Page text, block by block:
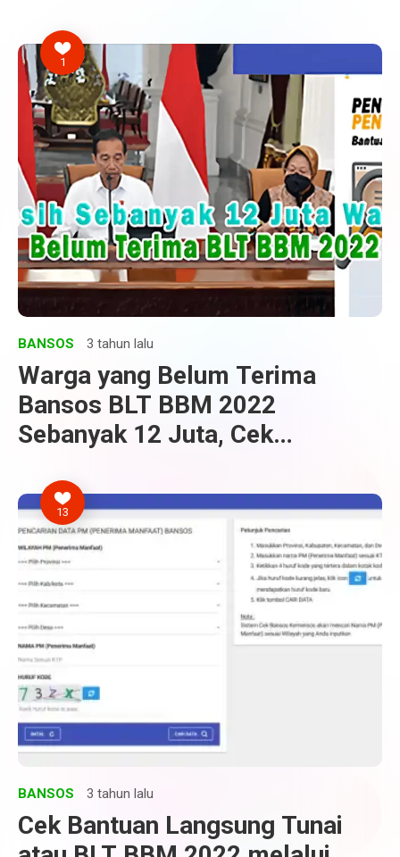
1
BANSOS 3 tahun lalu
Warga yang Belum Terima
Bansos BLT BBM 2022
Sebanyak 12 Juta, Cek
13
BANSOS 3 tahun lalu
Cek Bantuan Langsung Tunai